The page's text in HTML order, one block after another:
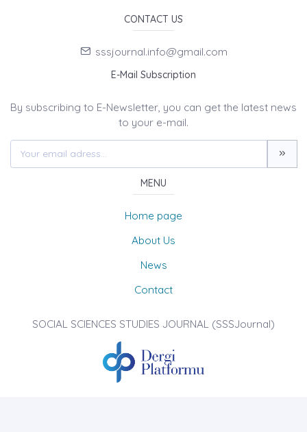
CONTACT US
sssjournal.info@gmail.com
E-Mail Subscription
By subscribing to E-Newsletter, you can get the latest news
to your e-mail.
MENU
Home page
About Us
News
Contact
SOCIAL SCIENCES STUDIES JOURNAL (SSSJournal)